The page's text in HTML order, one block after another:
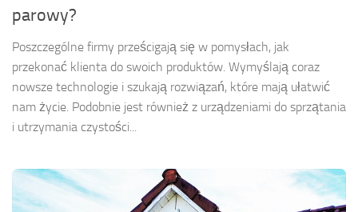
parowy?
Poszczególne firmy prześcigają się w pomysłach, jak
przekonać klienta do swoich produktów. Wymyślają coraz
nowsze technologie i szukają rozwiązań, które mają ułatwić
nam życie. Podobnie jest również z urządzeniami do sprzątania
i utrzymania czystości...